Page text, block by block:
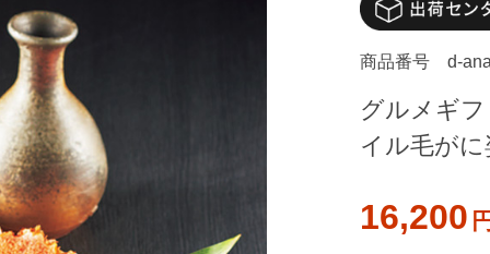
商品番号 d-
グルメギフ
イル毛が
16,200